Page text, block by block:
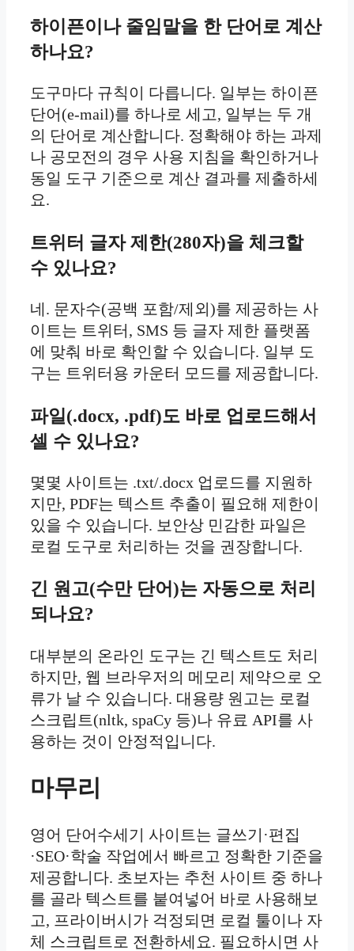
하이픈이나 줄임말을 한 단어로 계산
하나요?
도구마다 규칙이 다릅니다. 일부는 하이픈
단어(e-mail)를 하나로 세고, 일부는 두 개
의 단어로 계산합니다. 정확해야 하는 과제
나 공모전의 경우 사용 지침을 확인하거나
동일 도구 기준으로 계산 결과를 제출하세
요.
트위터 글자 제한(280자)을 체크할
수 있나요?
네. 문자수(공백 포함/제외)를 제공하는 사
이트는 트위터, SMS 등 글자 제한 플랫폼
에 맞춰 바로 확인할 수 있습니다. 일부 도
구는 트위터용 카운터 모드를 제공합니다.
파일(.docx, .pdf)도 바로 업로드해서
셀 수 있나요?
몇몇 사이트는 .txt/.docx 업로드를 지원하
지만, PDF는 텍스트 추출이 필요해 제한이
있을 수 있습니다. 보안상 민감한 파일은
로컬 도구로 처리하는 것을 권장합니다.
긴 원고(수만 단어)는 자동으로 처리
되나요?
대부분의 온라인 도구는 긴 텍스트도 처리
하지만, 웹 브라우저의 메모리 제약으로 오
류가 날 수 있습니다. 대용량 원고는 로컬
스크립트(nltk, spaCy 등)나 유료 API를 사
용하는 것이 안정적입니다.
마무리
영어 단어수세기 사이트는 글쓰기·편집
·SEO·학술 작업에서 빠르고 정확한 기준을
제공합니다. 초보자는 추천 사이트 중 하나
를 골라 텍스트를 붙여넣어 바로 사용해보
고, 프라이버시가 걱정되면 로컬 툴이나 자
체 스크립트로 전환하세요. 필요하시면 사